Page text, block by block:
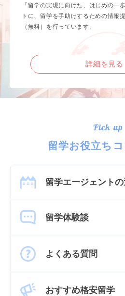
「留学の実現に向けた、はじめの一
トに、留学を手助けするための情報
（無料）を行っています。
詳細を見る
Pick up
留学お役立ち
留学エージェント
留学体験談
よくある質問
おすすめ格安留学